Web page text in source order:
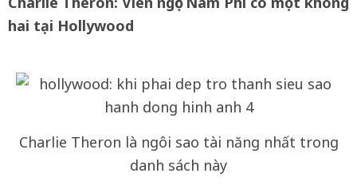
hai tại Hollywood
Charlie Theron là ngôi sao tài năng nhất trong
danh sách này